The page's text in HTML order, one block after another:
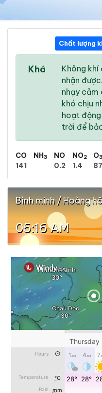
26 °/
Chất lượng
Khá
Không khí
nhận
nhạy
khó chịu
hoạt
trời để
CO
141
NH3
NO
0.2
NO2
1.4
O3
87
Bình minh / Hoàng
05:16 AM